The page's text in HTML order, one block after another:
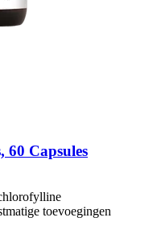
Capsules
toevoegingen